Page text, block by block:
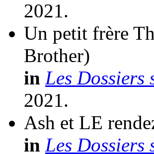
2021.
Un petit frère
Brother)
in Les Dossiers
2021.
Ash et LE
in Les Dossiers